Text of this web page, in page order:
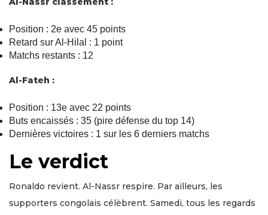
Position : 2e avec 45 points
Retard sur Al-Hilal : 1 point
Matchs restants : 12
Al-Fateh :
Position : 13e avec 22 points
Buts encaissés : 35 (pire défense du top 14)
Dernières victoires : 1 sur les 6 derniers matchs
Le verdict
Ronaldo revient. Al-Nassr respire. Par ailleurs, les
supporters congolais célèbrent. Samedi, tous les regards